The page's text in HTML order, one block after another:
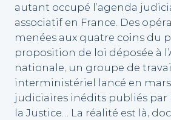
autant occupé l’agenda
associatif en France. Des
menées aux quatre coins du
proposition de loi déposée à
nationale, un groupe de travail
interministériel lancé en
judiciaires inédits publiés par
la Justice… La réalité est là,